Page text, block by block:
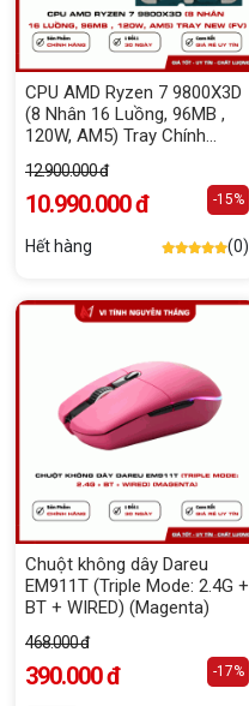
CPU AMD Ryzen 7 9800X3D
(8 Nhân 16 Luồng, 96MB ,
120W, AM5) Tray Chính
12.900.000 đ
10.990.000 đ -15%
Hết hàng (0)
Chuột không dây Dareu
EM911T (Triple Mode: 2.4G +
BT + WIRED) (Magenta)
468.000 đ
390.000 đ -17%